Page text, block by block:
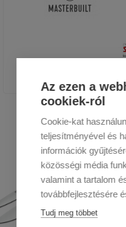
Az ezen a
cookiek-ról
Cookie-kat
teljesítményével és
információk
közösségi média
valamint a tartalom
továbbfejlesztésére
Tudj meg többet